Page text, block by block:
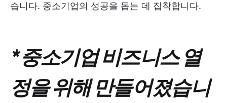
습니다. 중소기업의 성공을 돕는 데 집착합니다.
*중소기업 비즈니스 열
정을 위해 만들어졌습니